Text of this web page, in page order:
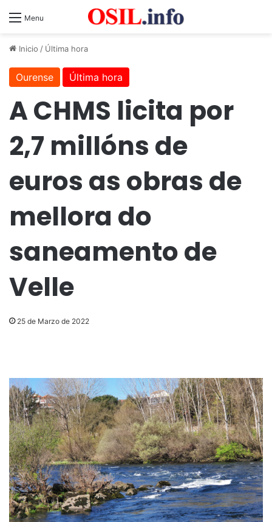
Menu
Inicio / Última hora
Ourense Última hora
A CHMS licita por
2,7 millóns de
euros as obras de
mellora do
saneamento de
Velle
25 de Marzo de 2022